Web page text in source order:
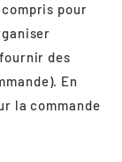
pour
des
En
la commande